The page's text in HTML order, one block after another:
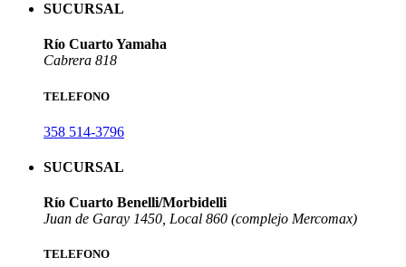
SUCURSAL
Río Cuarto Yamaha
Cabrera 818
TELEFONO
358 514-3796
SUCURSAL
Río Cuarto Benelli/Morbidelli
Juan de Garay 1450, Local 860 (complejo Mercomax)
TELEFONO